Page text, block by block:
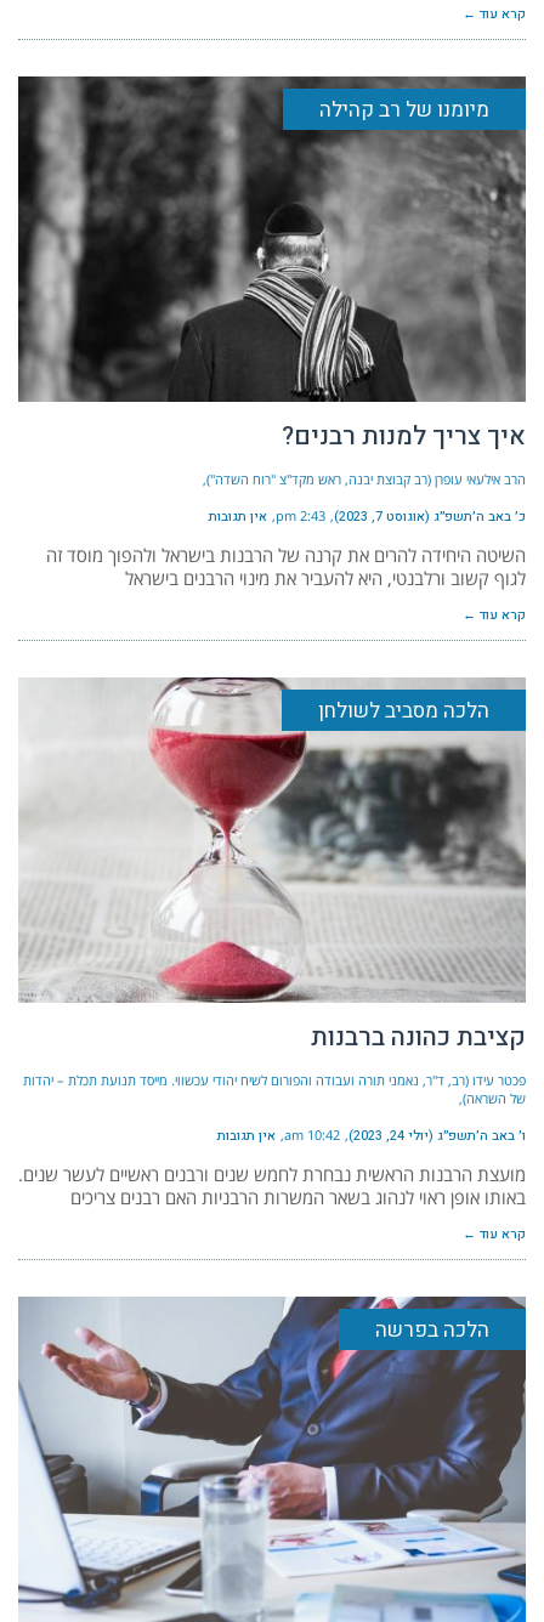
קרא עוד ←
מיומנו של רב קהילה
איך צריך למנות רבנים?
הרב אילעאי עופרן (רב קבוצת יבנה, ראש מקד"צ "רוח השדה")
כ׳ באב ה׳תשפ״ג (אוגוסט 7, 2023) 2:43 pm אין תגובות
השיטה היחידה להרים את קרנה של הרבנות בישראל ולהפוך מוסד זה
לגוף קשוב ורלבנטי, היא להעביר את מינוי הרבנים בישראל
קרא עוד ←
הלכה מסביב לשולחן
קציבת כהונה ברבנות
פכטר עידו (רב, ד"ר, נאמני תורה ועבודה והפורום לשיח יהודי עכשווי. מייסד תנועת תכלת – יהדות
של השראה)
ו׳ באב ה׳תשפ״ג (יולי 24, 2023) 10:42 am אין תגובות
מועצת הרבנות הראשית נבחרת לחמש שנים ורבנים ראשיים לעשר שנים.
באותו אופן ראוי לנהוג בשאר המשרות הרבניות האם רבנים צריכים
קרא עוד ←
הלכה בפרשה